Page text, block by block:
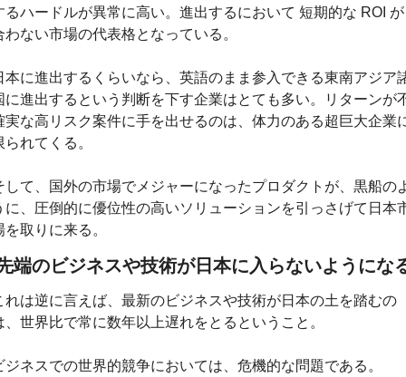
るハードルが異常に高い。進出するにおいて 短期的な ROI が
わない市場の代表格となっている。
本に進出するくらいなら、英語のまま参入できる東南アジア
に進出するという判断を下す企業はとても多い。リターンが
実な高リスク案件に手を出せるのは、体力のある超巨大企業
られてくる。
して、国外の市場でメジャーになったプロダクトが、黒船の
に、圧倒的に優位性の高いソリューションを引っさげて日本
を取りに来る。
端のビジネスや技術が日本に入らないようにな
れは逆に言えば、最新のビジネスや技術が日本の土を踏むの
、世界比で常に数年以上遅れをとるということ。
ジネスでの世界的競争においては、危機的な問題である。